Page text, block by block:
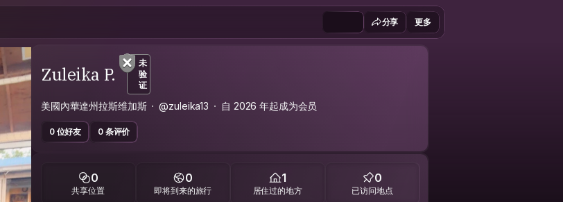
分享 更多
Zuleika P.
未
验
证
美國內華達州拉斯维加斯 @zuleika13 自 2026 年起成为会员
0 位好友 0 条评价
0
共享位置
0
即将到来的旅行
1
居住过的地方
0
已访问地点